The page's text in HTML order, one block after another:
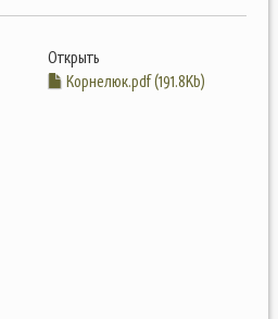
Открыть
Корнелюк.pdf (191.8Kb)